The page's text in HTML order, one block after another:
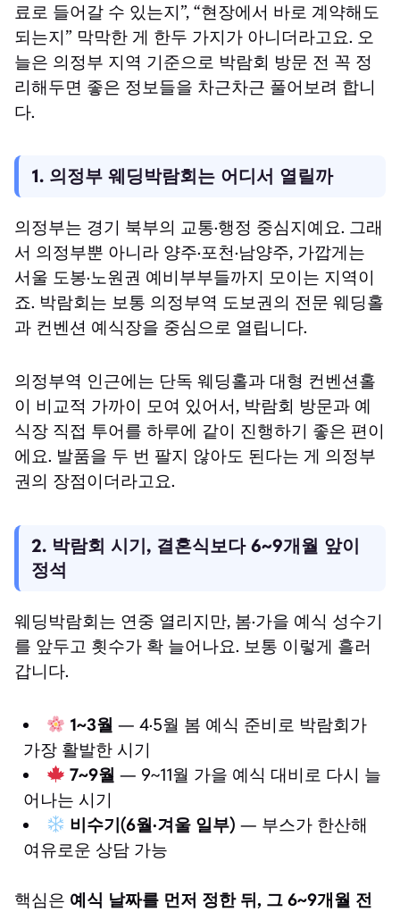
료로 들어갈 수 있는지”, “현장에서 바로 계약해도
되는지” 막막한 게 한두 가지가 아니더라고요. 오
늘은 의정부 지역 기준으로 박람회 방문 전 꼭 정
리해두면 좋은 정보들을 차근차근 풀어보려 합니
다.
1. 의정부 웨딩박람회는 어디서 열릴까
의정부는 경기 북부의 교통·행정 중심지예요. 그래
서 의정부뿐 아니라 양주·포천·남양주, 가깝게는
서울 도봉·노원권 예비부부들까지 모이는 지역이
죠. 박람회는 보통 의정부역 도보권의 전문 웨딩홀
과 컨벤션 예식장을 중심으로 열립니다.
의정부역 인근에는 단독 웨딩홀과 대형 컨벤션홀
이 비교적 가까이 모여 있어서, 박람회 방문과 예
식장 직접 투어를 하루에 같이 진행하기 좋은 편이
에요. 발품을 두 번 팔지 않아도 된다는 게 의정부
권의 장점이더라고요.
2. 박람회 시기, 결혼식보다 6~9개월 앞이
정석
웨딩박람회는 연중 열리지만, 봄·가을 예식 성수기
를 앞두고 횟수가 확 늘어나요. 보통 이렇게 흘러
갑니다.
1~3월 — 4·5월 봄 예식 준비로 박람회가
가장 활발한 시기
7~9월 — 9~11월 가을 예식 대비로 다시 늘
어나는 시기
비수기(6월·겨울 일부) — 부스가 한산해
여유로운 상담 가능
핵심은 예식 날짜를 먼저 정한 뒤, 그 6~9개월 전